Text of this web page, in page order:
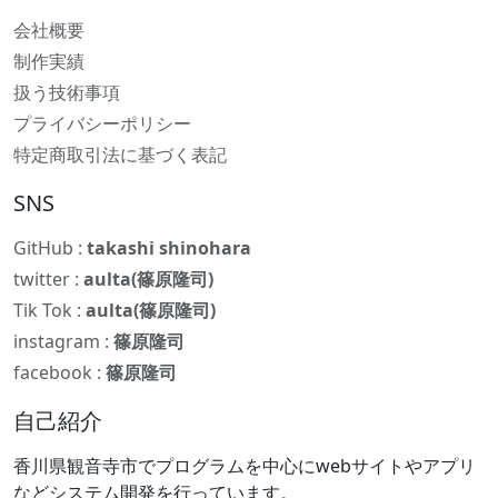
会社概要
制作実績
扱う技術事項
プライバシーポリシー
特定商取引法に基づく表記
SNS
GitHub : takashi shinohara
twitter : aulta(篠原隆司)
Tik Tok : aulta(篠原隆司)
instagram : 篠原隆司
facebook : 篠原隆司
自己紹介
香川県観音寺市でプログラムを中心にwebサイトやアプリ
などシステム開発を行っています。